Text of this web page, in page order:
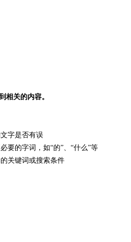
相关的内容。
字是否有误
要的字词，如“的”、“什么”等
关键词或搜索条件